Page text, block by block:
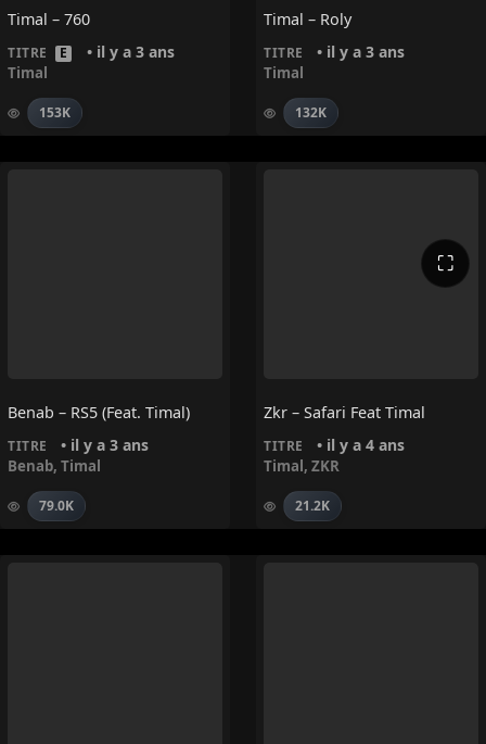
⛶
Timal – 760
TITRE E • il y a 3 ans
Timal
153K
Timal – Roly
TITRE • il y a 3 ans
Timal
132K
Benab – RS5 (feat. Timal)
TITRE • il y a 3 ans
Benab, Timal
79.0K
Zkr – Safari Feat Timal
TITRE • il y a 4 ans
Timal, ZKR
21.2K